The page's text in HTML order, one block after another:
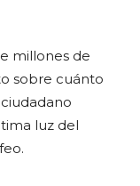
millones de
sobre cuánto
luz del